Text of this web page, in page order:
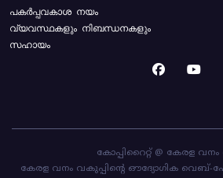
പകർപ്പവകാശ നയം
വ്യവസ്ഥകളും നിബന്ധനകളും
സഹായം
കോപ്പിറൈറ്റ് @ കേരള
കേരള വനം വകുപ്പിന്റെ ഔദ്യോഗിക വെബ്-